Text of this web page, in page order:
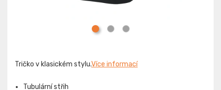
Tričko v klasickém stylu.Více informací
Tubulární střih